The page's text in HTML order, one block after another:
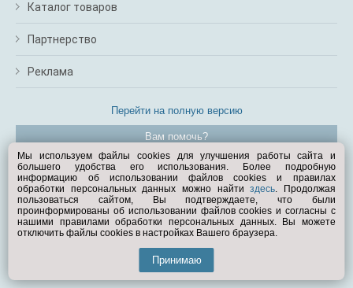
Каталог товаров
Партнерство
Реклама
Перейти на полную версию
Вам помочь?
© Exist.ru 1998—2026
Мы используем файлы cookies для улучшения работы сайта и
большего удобства его использования. Более подробную
информацию об использовании файлов cookies и правилах
обработки персональных данных можно найтиздесь. Продолжая
пользоваться сайтом, Вы подтверждаете, что были
проинформированы об использовании файлов cookies и согласны с
нашими правилами обработки персональных данных. Вы можете
отключить файлы cookies в настройках Вашего браузера.
Принимаю